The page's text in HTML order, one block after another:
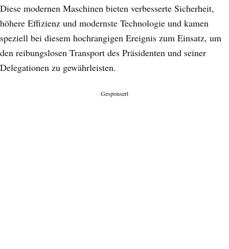
Diese modernen Maschinen bieten verbesserte Sicherheit,
höhere Effizienz und modernste Technologie und kamen
speziell bei diesem hochrangigen Ereignis zum Einsatz, um
den reibungslosen Transport des Präsidenten und seiner
Delegationen zu gewährleisten.
Gesponsert